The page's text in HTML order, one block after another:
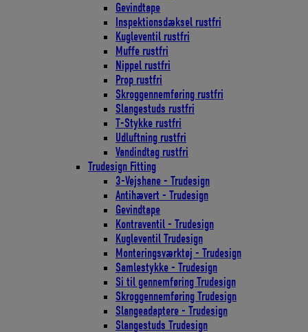
Gevindtape
Inspektionsdæksel rustfri
Kugleventil rustfri
Muffe rustfri
Nippel rustfri
Prop rustfri
Skroggennemføring rustfri
Slangestuds rustfri
T-Stykke rustfri
Udluftning rustfri
Vandindtag rustfri
Trudesign Fitting
3-Vejshane - Trudesign
Antihævert - Trudesign
Gevindtape
Kontraventil - Trudesign
Kugleventil Trudesign
Monteringsværktøj - Trudesign
Samlestykke - Trudesign
Si til gennemføring Trudesign
Skroggennemføring Trudesign
Slangeadaptere - Trudesign
Slangestuds Trudesign